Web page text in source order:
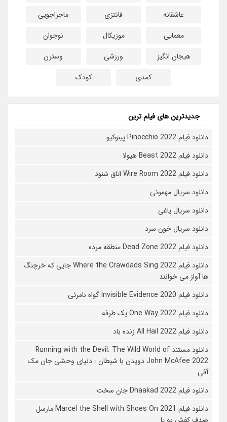
عاشقانه
فانتزی
ماجراجویی
معمایی
موزیکال
نوجوان
هیجان انگیز
ورزشی
وسترن
کمدی
کودک
جدیدترین های فیلم ترین
دانلود فیلم Pinocchio 2022 پینوکیو
دانلود فیلم Beast 2022 هیولا
دانلود فیلم Wire Room 2022 اتاق شنود
دانلود سریال مهمونی
دانلود سریال یاغی
دانلود سریال خون سرد
دانلود فیلم 2022 Dead Zone منطقه مرده
دانلود فیلم Where the Crawdads Sing 2022 جایی که خرچنگ
ها آواز می خوانند
دانلود فیلم 2020 Invisible Evidence گواه نامرئی
دانلود فیلم One Way 2022 یک طرفه
دانلود فیلم All Hail 2022 زنده باد
دانلود مستند Running with the Devil: The Wild World of
John McAfee 2022 دویدن با شیطان : دنیای وحشی جان مک
آفی
دانلود فیلم Dhaakad 2022 جان سخت
دانلود فیلم Marcel the Shell with Shoes On 2021 مارسل